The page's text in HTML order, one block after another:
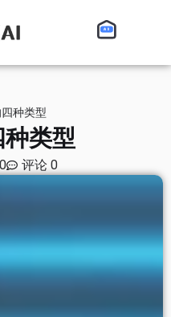
种类型
类型
评论 0